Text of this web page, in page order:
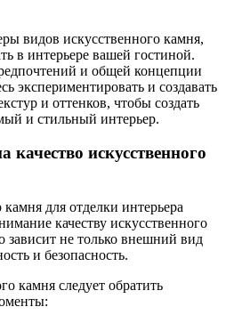
видов искусственного камня,
в интерьере вашей гостиной.
и общей концепции
экспериментировать и создавать
и оттенков, чтобы создать
и стильный интерьер.
качество искусственного
для отделки интерьера
качеству искусственного
зависит не только внешний вид
и безопасность.
камня следует обратить